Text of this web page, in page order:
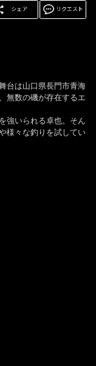
台は山口県長門市青海
無数の磯が存在するエ
強いられる卓也。そん
様々な釣りを試してい